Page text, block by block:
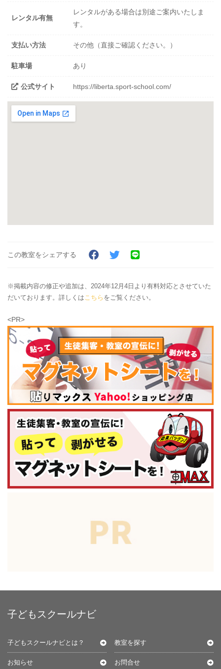
レンタル有無
レンタルがある場合は別途ご案内いたしま
す。
支払い方法 その他（直接ご確認ください。）
駐車場 あり
公式サイト https://liberta.sport-school.com/
この教室をシェアする
※掲載内容の修正や追加は、2024年12月4日より有料対応とさせていた
だいております。詳しくはこちら をご覧ください。
<PR>
子どもスクールナビ
子どもスクールナビとは？ 教室を探す
お知らせ お問合せ